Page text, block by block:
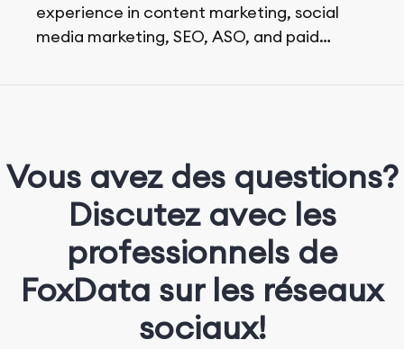
experience in content marketing, social
media marketing, SEO, ASO, and paid
Vous avez des questions?
Discutez avec les
professionnels de
FoxData sur les réseaux
sociaux!